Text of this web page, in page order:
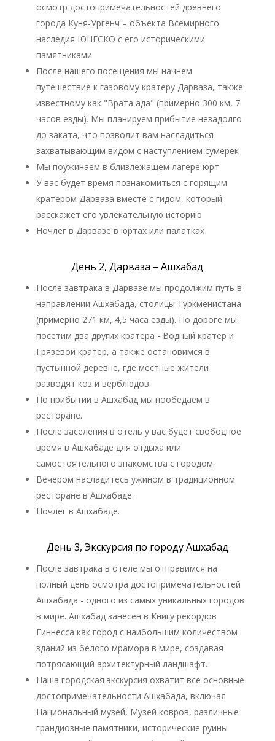
осмотр достопримечательностей древнего
города Куня-Ургенч – объекта Всемирного
наследия ЮНЕСКО с его историческими
памятниками
После нашего посещения мы начнем
путешествие к газовому кратеру Дарваза, также
известному как "Врата ада" (примерно 300 км, 7
часов езды). Мы планируем прибытие незадолго
до заката, что позволит вам насладиться
захватывающим видом с наступлением сумерек
Мы поужинаем в близлежащем лагере юрт
У вас будет время познакомиться с горящим
кратером Дарваза вместе с гидом, который
расскажет его увлекательную историю
Ночлег в Дарвазе в юртах или палатках
День 2, Дарваза – Ашхабад
После завтрака в Дарвазе мы продолжим путь в
направлении Ашхабада, столицы Туркменистана
(примерно 271 км, 4,5 часа езды). По дороге мы
посетим два других кратера - Водный кратер и
Грязевой кратер, а также остановимся в
пустынной деревне, где местные жители
разводят коз и верблюдов.
По прибытии в Ашхабад мы пообедаем в
ресторане.
После заселения в отель у вас будет свободное
время в Ашхабаде для отдыха или
самостоятельного знакомства с городом.
Вечером насладитесь ужином в традиционном
ресторане в Ашхабаде.
Ночлег в Ашхабаде.
День 3, Экскурсия по городу Ашхабад
После завтрака в отеле мы отправимся на
полный день осмотра достопримечательностей
Ашхабада - одного из самых уникальных городов
в мире. Ашхабад занесен в Книгу рекордов
Гиннесса как город с наибольшим количеством
зданий из белого мрамора в мире, создавая
потрясающий архитектурный ландшафт.
Наша городская экскурсия охватит все основные
достопримечательности Ашхабада, включая
Национальный музей, Музей ковров, различные
грандиозные памятники, исторические руины